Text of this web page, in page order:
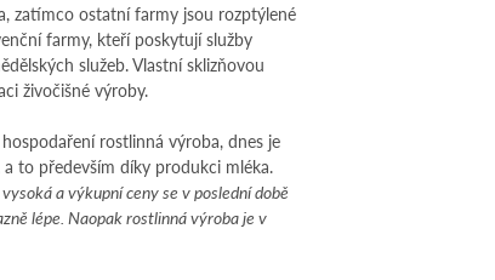
zatímco ostatní farmy jsou rozptýlené
farmy, kteří poskytují služby
služeb. Vlastní sklizňovou
živočišné výroby.
rostlinná výroba, dnes je
to především díky produkci mléka.
a výkupní ceny se v poslední době
lépe. Naopak rostlinná výroba je v